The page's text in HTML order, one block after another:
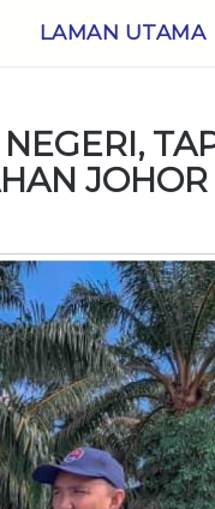
LAMAN UTAMA
JOHOR